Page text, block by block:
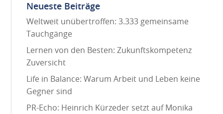
Neueste Beiträge
Weltweit unübertroffen: 3.333 gemeinsame
Tauchgänge
Lernen von den Besten: Zukunftskompetenz
Zuversicht
Life in Balance: Warum Arbeit und Leben keine
Gegner sind
PR-Echo: Heinrich Kürzeder setzt auf Monika